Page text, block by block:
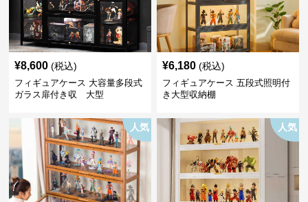
¥8,600 (税込)
フィギュアケース 大容量多段式
ガラス扉付き収 大型
¥6,180 (税込)
フィギュアケース 五段式照明付
き大型収納棚
人気 人気